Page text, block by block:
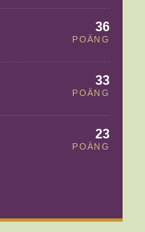
36
POÄNG
33
POÄNG
23
POÄNG